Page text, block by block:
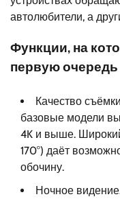
автолюбители, а
Функции, на
первую очередь
Качество
базовые модели
4K и выше.
170°) даёт
обочину.
Ночное